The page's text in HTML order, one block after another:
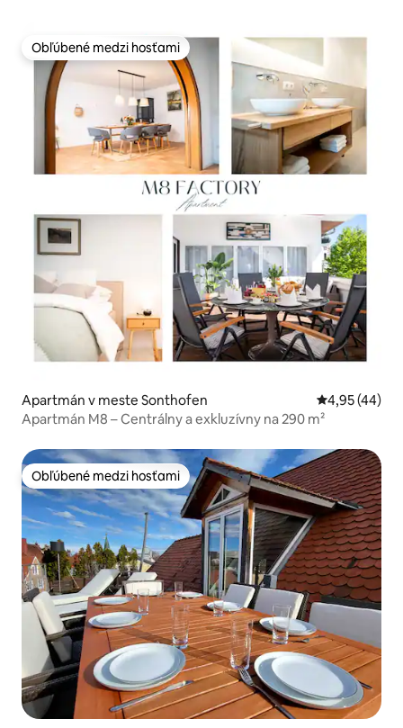
Obľúbené medzi hosťami
Obľúbené medzi hosťami
Apartmán v meste Sonthofen Priemerné
4,95 (44)
Apartmán M8 – Centrálny a exkluzívny na 290 m²
Obľúbené medzi hosťami
Obľúbené medzi hosťami